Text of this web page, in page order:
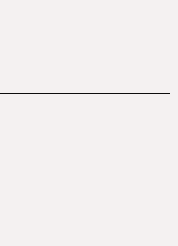
з точки зору ціни.
для малого і
— оптимальна
продажу та
надійність на